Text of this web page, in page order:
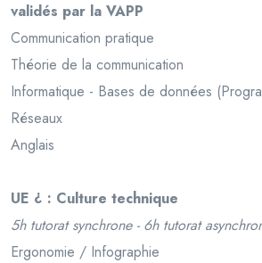
validés par la VAPP
Communication pratique
Théorie de la communication
Informatique - Bases de données
Réseaux
Anglais
UE ¿ : Culture technique
5h tutorat synchrone - 6h tutorat
Ergonomie / Infographie